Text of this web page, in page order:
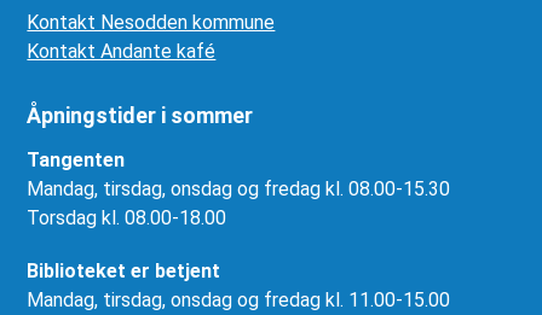
Kontakt Nesodden kommune
Kontakt Andante kafé
Åpningstider i sommer
Tangenten
Mandag, tirsdag, onsdag og fredag kl. 08.00-15.30
Torsdag kl. 08.00-18.00
Biblioteket er betjent
Mandag, tirsdag, onsdag og fredag kl. 11.00-15.00